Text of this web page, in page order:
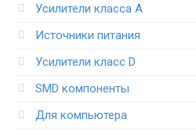
Усилители класса А
Источники питания
Усилители класс D
SMD компоненты
Для компьютера